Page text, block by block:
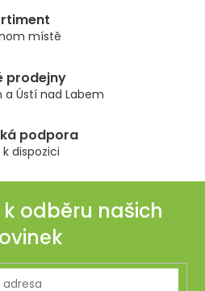
c
í
r
v
y
v
ý
p
i
s
u
místě
prodejny
a Ústí nad Labem
podpora
dispozici
odběru našich